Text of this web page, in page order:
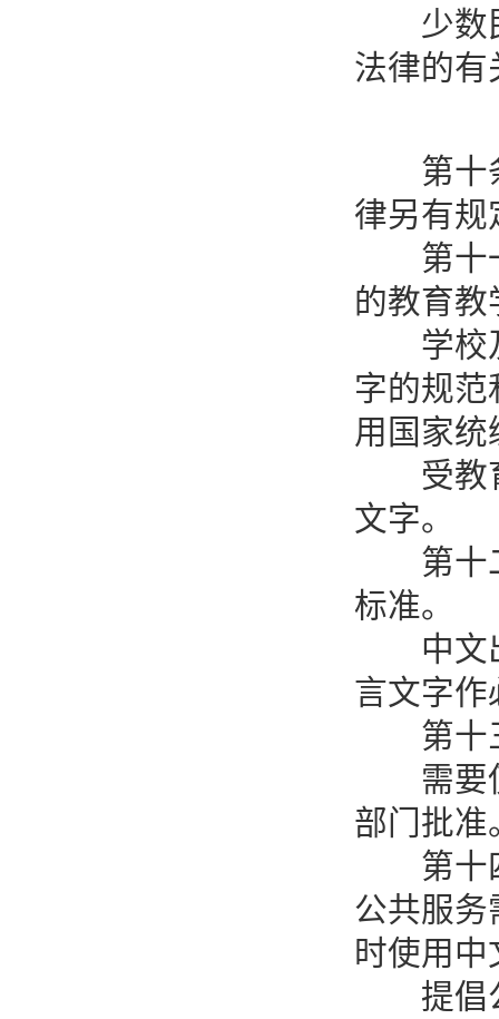
少数民
法律的有
第十条
律另有规
第十一
的教育教
学校及
字的规
用国家统
受教育
文字。
第十二
标准。
中文出
言文字作
第十三
需要使
部门批准
第十四
公共服务
时使用
提倡公